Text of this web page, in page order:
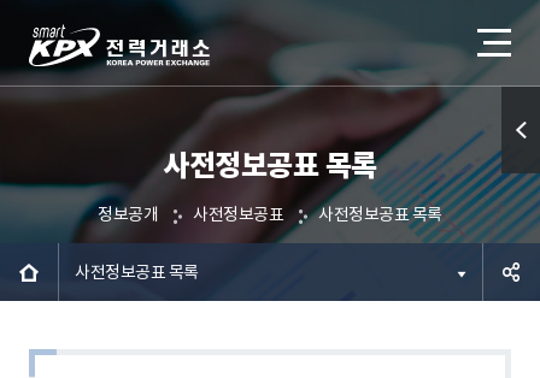
사전정보공표 목록
정보공개 사전정보공표 사전정보공표 목록
사전정보공표 목록
퀵메
뉴 열
기